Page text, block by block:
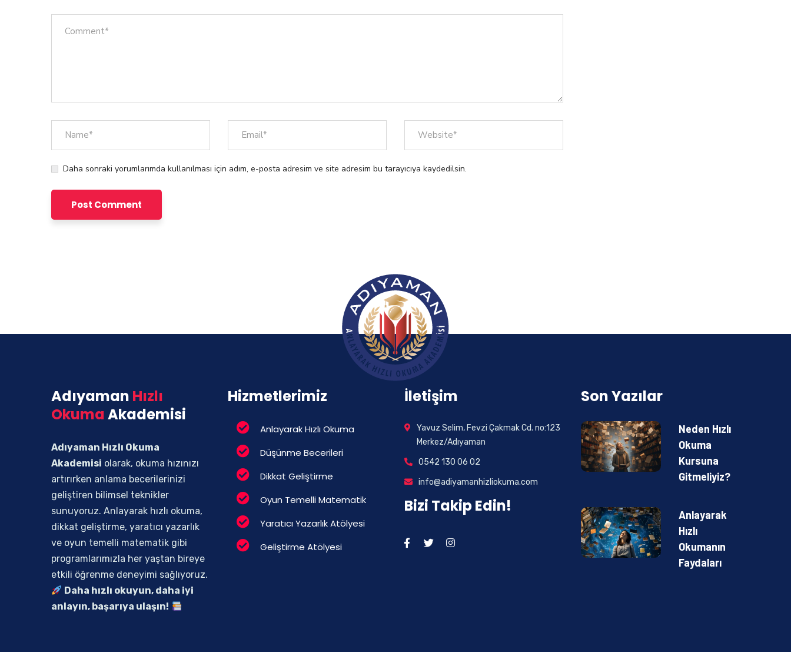
Daha sonraki yorumlarımda kullanılması için adım, e-posta adresim ve site adresim bu tarayıcıya kaydedilsin.
Adıyaman Hızlı
OkumaAkademisi
Adıyaman Hızlı Okuma
Akademisi olarak, okuma hızınızı
artırırken anlama becerilerinizi
geliştiren bilimsel teknikler
sunuyoruz. Anlayarak hızlı okuma,
dikkat geliştirme, yaratıcı yazarlık
ve oyun temelli matematik gibi
programlarımızla her yaştan bireye
etkili öğrenme deneyimi sağlıyoruz.
Daha hızlı okuyun, daha iyi
anlayın, başarıya ulaşın!
Hizmetlerimiz
Anlayarak Hızlı Okuma
Düşünme Becerileri
Dikkat Geliştirme
Oyun Temelli Matematik
Yaratıcı Yazarlık Atölyesi
Geliştirme Atölyesi
İletişim
Yavuz Selim, Fevzi Çakmak Cd. no:123
Merkez/Adıyaman
0542 130 06 02
info@adiyamanhizliokuma.com
Bizi Takip Edin!
Son Yazılar
Neden Hızlı
Okuma
Kursuna
Gitmeliyiz?
Anlayarak
Hızlı
Okumanın
Faydaları